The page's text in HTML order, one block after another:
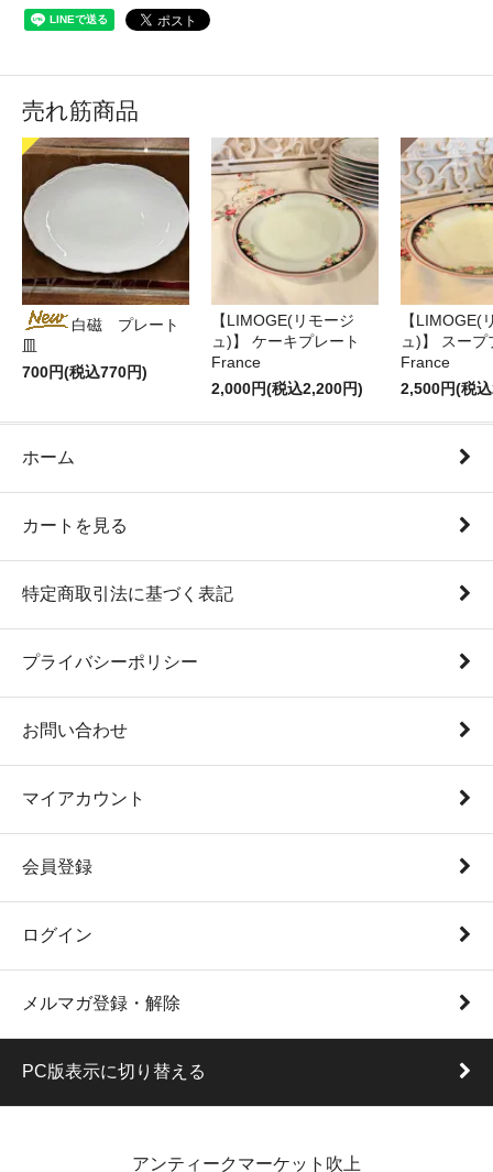
売れ筋商品
白磁 プレート
700円(税込770円)
【LIMOGE(リモージ
ュ)】 ケーキプレート
France
2,000円(税込2,200円)
【LIMOGE(
ュ)】 スー
France
2,500円(税
ホーム
カートを見る
特定商取引法に基づく表記
プライバシーポリシー
お問い合わせ
マイアカウント
会員登録
ログイン
メルマガ登録・解除
PC版表示に切り替える
アンティークマーケット吹上